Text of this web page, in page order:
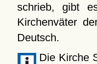
schrieb, gibt
Kirchenväter
Deutsch.
Die Kirche